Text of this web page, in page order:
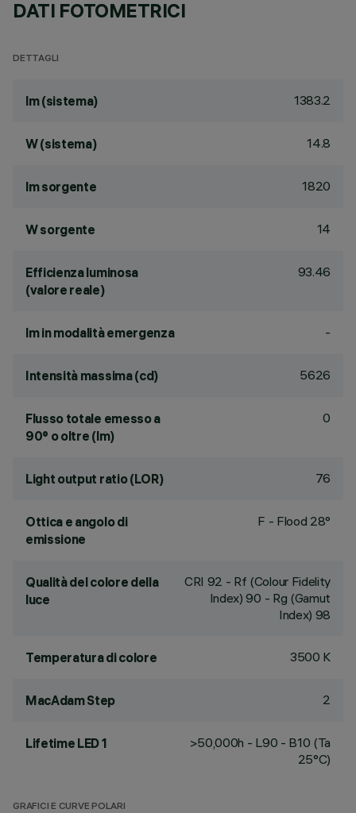
DATI FOTOMETRICI
DETTAGLI
lm (sistema) 1383.2
W (sistema) 14.8
lm sorgente 1820
W sorgente 14
Efficienza luminosa
(valore reale)
93.46
lm in modalità emergenza -
Intensità massima (cd) 5626
Flusso totale emesso a
90° o oltre (lm)
0
Light output ratio (LOR) 76
Ottica e angolo di
emissione
F - Flood 28°
Qualità del colore della
luce
CRI 92 - Rf (Colour Fidelity
Index) 90 - Rg (Gamut
Index) 98
Temperatura di colore 3500 K
MacAdam Step 2
Lifetime LED 1
>50,000h - L90 - B10 (Ta
25°C)
GRAFICI E CURVE POLARI